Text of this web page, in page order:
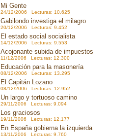
Mi Gente
24/12/2006 Lecturas: 10.625
Gabilondo investiga el milagro
20/12/2006 Lecturas: 9.452
El estado social socialista
14/12/2006 Lecturas: 9.553
Acojonante subida de impuestos
11/12/2006 Lecturas: 12.300
Educación para la masonería
08/12/2006 Lecturas: 13.295
El Capitán Lozano
08/12/2006 Lecturas: 12.952
Un largo y tortuoso camino
29/11/2006 Lecturas: 9.094
Los graciosos
19/11/2006 Lecturas: 12.177
En España gobierna la izquierda
13/11/2006 Lecturas: 9.760